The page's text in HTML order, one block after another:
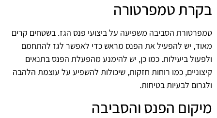
בקרת טמפרטורה
טמפרטורת הסביבה משפיעה על ביצועי פנס הגז. בשטחים קרים
מאוד, יש להפעיל את הפנס מראש כדי לאפשר לגז להתחמם
ולפעול ביעילות. כמו כן, יש להימנע מהפעלת הפנס בתנאים
קיצוניים, כמו רוחות חזקות, שיכולות להשפיע על עוצמת הלהבה
ולגרום לבעיות בטיחות.
מיקום הפנס והסביבה